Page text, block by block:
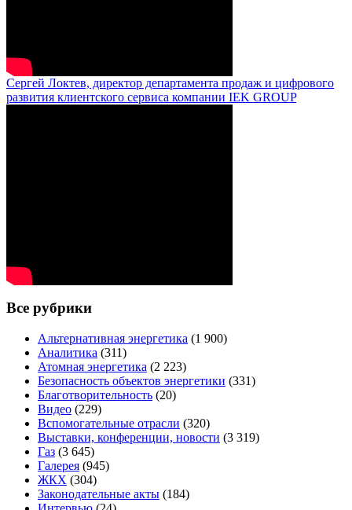
Сергей Локтев, директор департамента продаж и цифрового
развития клиентского сервиса компании IEK GROUP
Все рубрики
Альтернативная энергетика (1 900)
Аналитика (311)
Атомная энергетика (2 223)
Безопасность объектов энергетики (331)
Благотворительность (20)
Видео (229)
Вспомогательные отрасли (320)
Выставки, конференции, новости (3 319)
Газ (3 645)
Галерея (945)
ЖКХ (304)
Законодательные акты (184)